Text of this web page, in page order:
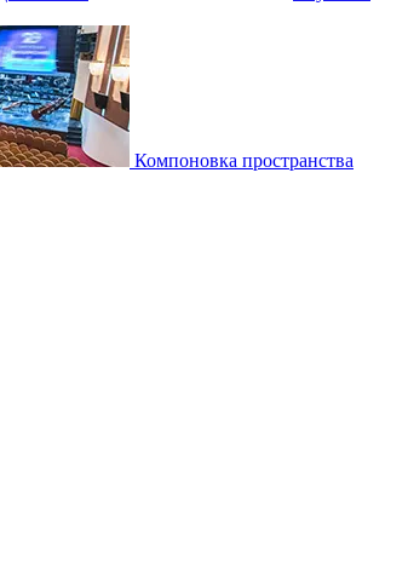
Компоновка пространства